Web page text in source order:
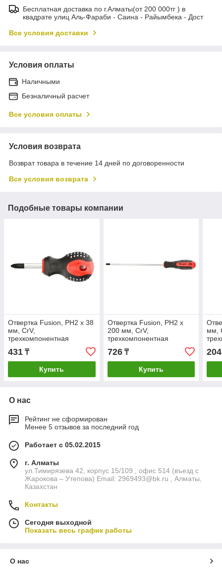
Бесплатная доставка по г.Алматы(от 200 000тг ) в
квадрате улиц Аль-Фараби - Саина - Райымбека - Дост
Все условия доставки
Условия оплаты
Наличными
Безналичный расчет
Все условия оплаты
Условия возврата
Возврат товара в течение 14 дней по договоренности
Все условия возврата
Подобные товары компании
Отвертка Fusion, PH2 х 38
мм, CrV,
трехкомпонентная
рукоятка "Anti slip" Matrix
431 ₸
Купить
Отвертка Fusion, PH2 х
200 мм, CrV,
трехкомпонентная
рукоятка "Anti slip" Matrix
726₸
Купить
мм,
204
О нас
Рейтинг не сформирован
Менее 5 отзывов за последний год
Работает с 05.02.2015
г. Алматы
ул.Тимирязева 42, корпус 15/109 , офис 514 (въезд с
Жарокова – Утепова) Email: 2969493@bk.ru , Алматы,
Казахстан
Контакты
Сегодня выходной
Показать весь график работы
О нас